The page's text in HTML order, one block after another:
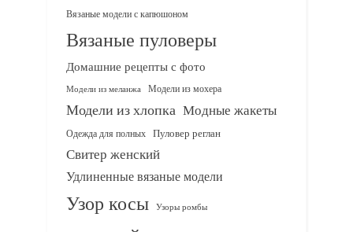
Вязаные модели с капюшоном
Вязаные пуловеры
Домашние рецепты с фото
Модели из меланжа Модели из мохера
Модели из хлопка Модные жакеты
Одежда для полных Пуловер реглан
Свитер женский
Удлиненные вязаные модели
Узор косы Узоры ромбы